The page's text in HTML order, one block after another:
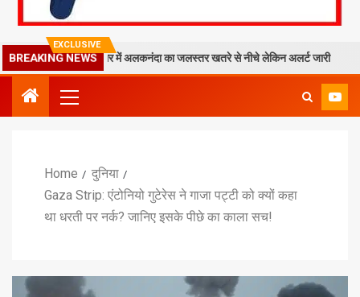
EXCLUSIVE
BREAKING NEWS
मलबा, श्रीनगर में अलकनंदा का जलस्तर खतरे से नीचे लेकिन अलर्ट जारी
Home
दुनिया
Gaza Strip: एंटोनियो गुटेरेस ने गाजा पट्टी को क्यों कहा
था धरती पर नर्क? जानिए इसके पीछे का काला सच!